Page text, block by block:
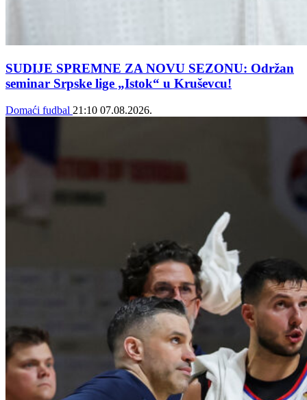
SUDIJE SPREMNE ZA NOVU SEZONU: Održan
seminar Srpske lige „Istok“ u Kruševcu!
Domaći fudbal 21:10 07.08.2026.